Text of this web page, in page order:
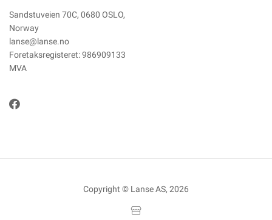
Sandstuveien 70C, 0680 OSLO,
Norway
lanse@lanse.no
Foretaksregisteret: 986909133
MVA
Copyright © Lanse AS, 2026